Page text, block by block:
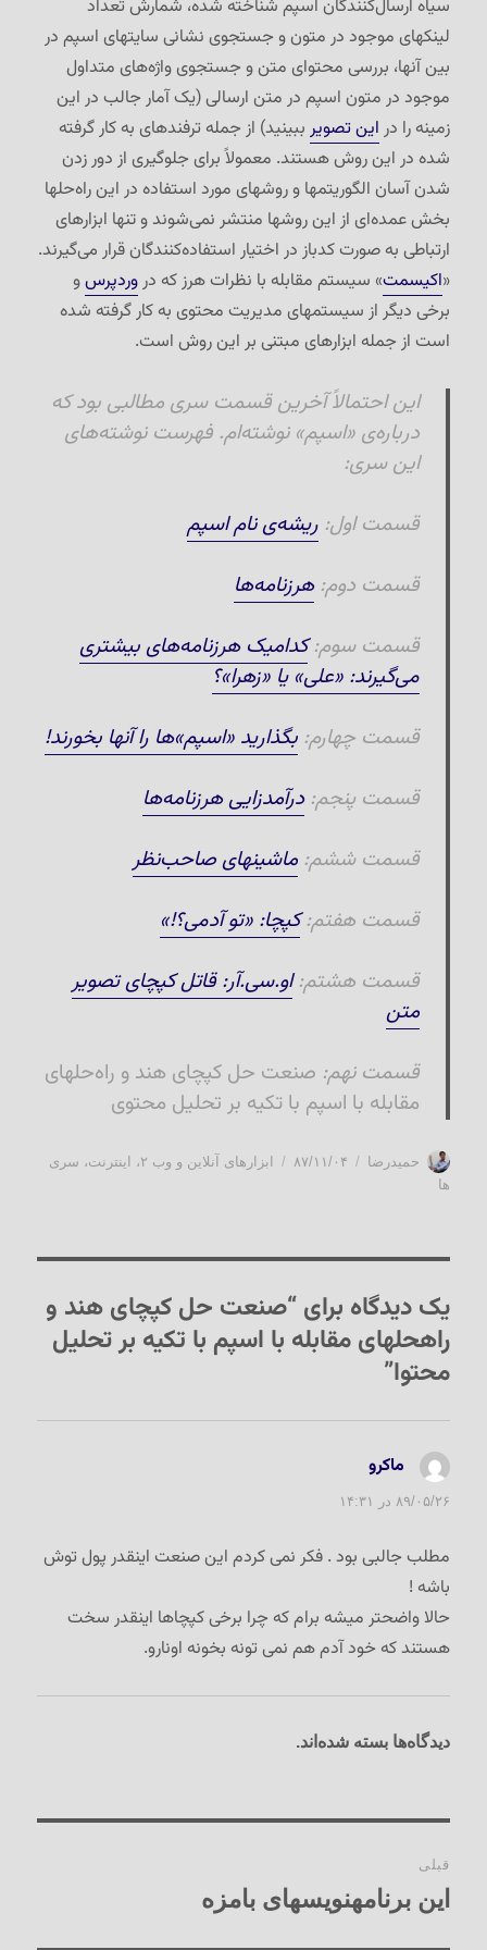
سیاه ارسال‌کنندگان اسپم شناخته شده، شمارش تعداد
لینکهای موجود در متون و جستجوی نشانی سایتهای اسپم در
بین آنها، بررسی محتوای متن و جستجوی واژه‌های متداول
موجود در متون اسپم در متن ارسالی (یک آمار جالب در این
زمینه را در این تصویر ببینید) از جمله ترفندهای به کار گرفته
شده در این روش هستند. معمولاً برای جلوگیری از دور زدن
شدن آسان الگوریتمها و روشهای مورد استفاده در این راه‌حلها
بخش عمده‌ای از این روشها منتشر نمی‌شوند و تنها ابزارهای
ارتباطی به صورت کدباز در اختیار استفاده‌کنندگان قرار می‌گیرند.
«اکیسمت» سیستم مقابله با نظرات هرز که دروردپرسو
برخی دیگر از سیستمهای مدیریت محتوی به کار گرفته شده
است از جمله ابزارهای مبتنی بر این روش است.
این احتمالاً آخرین قسمت سری مطالبی بود که
درباره‌ی «اسپم» نوشته‌ام. فهرست نوشته‌های
این سری:
قسمت اول:ریشه‌ی نام اسپم
قسمت دوم:هرزنامه‌ها
قسمت سوم:کدامیک هرزنامه‌های بیشتری
می‌گیرند: «علی» یا «زهرا»؟
قسمت چهارم:بگذارید «اسپم»ها را آنها بخورند!
قسمت پنجم:درآمدزایی هرزنامه‌ها
قسمت ششم:ماشینهای صاحب‌نظر
قسمت هفتم:کپچا: «تو آدمی؟!»
قسمت هشتم:او.سی.آر: قاتل کپچای تصویر
متن
قسمت نهم: صنعت حل کپچای هند و راه‌حلهای
مقابله با اسپم با تکیه بر تحلیل محتوی
نویسنده
حمیدرضا
ارسال
۸۷/۱۱/۰۴ دسته‌ها
ابزارهای آنلاین و وب ۲ ، اینترنت، سری
ها
یک دیدگاه برای “صنعت حل کپچای هند و
راه‏حلهای مقابله با اسپم با تکیه بر تحلیل
محتوا”
ماکرو
۸۹/۰۵/۲۶ در ۱۴:۳۱
مطلب جالبی بود . فکر نمی کردم این صنعت اینقدر پول توش
باشه !
حالا واضحتر میشه برام که چرا برخی کپچاها اینقدر سخت
هستند که خود آدم هم نمی تونه بخونه اونارو.
دیدگاه‌ها بسته شده‌اند.
نوشته‌ها
قبلی
نوشته
این برنامه‏نویسهای بامزه